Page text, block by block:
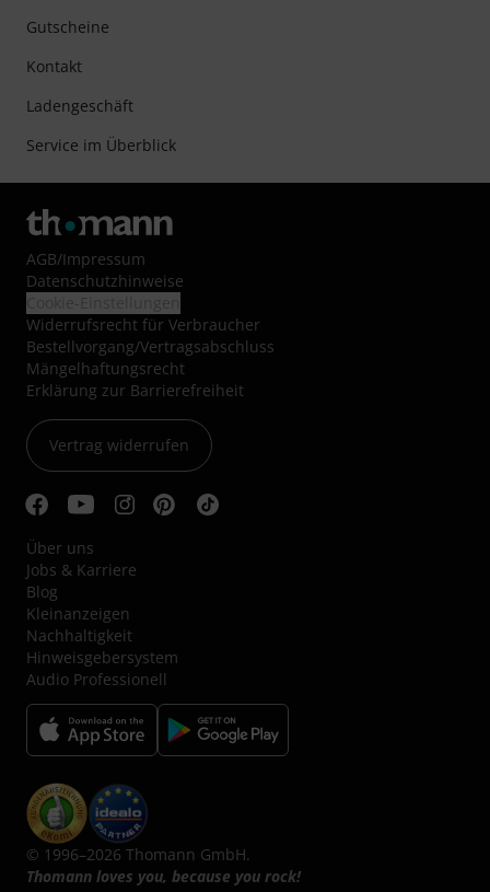
Gutscheine
Kontakt
Ladengeschäft
Service im Überblick
AGB/Impressum
Datenschutzhinweise
Widerrufsrecht für Verbraucher
Bestellvorgang/Vertragsabschluss
Mängelhaftungsrecht
Erklärung zur Barrierefreiheit
Vertrag widerrufen
Über uns
Jobs & Karriere
Blog
Kleinanzeigen
Nachhaltigkeit
Hinweisgebersystem
Audio Professionell
© 1996–2026 Thomann GmbH.
Thomann loves you, because you rock!